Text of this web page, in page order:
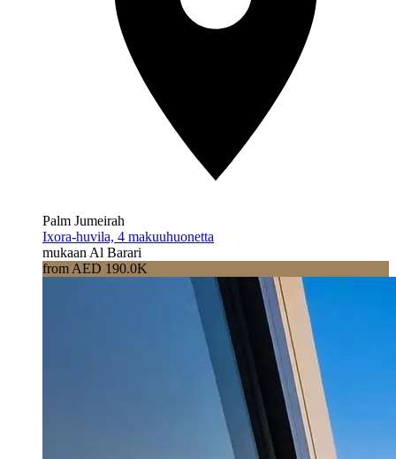
Palm Jumeirah
Ixora-huvila, 4 makuuhuonetta
mukaan Al Barari
from AED 190.0K